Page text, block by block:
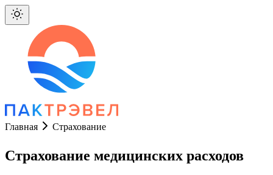
Главная Страхование
Страхование медицинских расходов